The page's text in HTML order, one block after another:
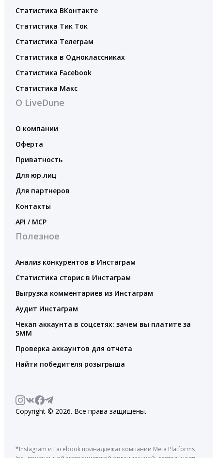
Статистика ВКонтакте
Статистика Тик Ток
Статистика Телеграм
Статистика в Одноклассниках
Статистика Facebook
Статистика Макс
О LiveDune
О компании
Оферта
Приватность
Для юр.лиц
Для партнеров
Контакты
API / MCP
Полезное
Анализ конкурентов в Инстаграм
Статистика сторис в Инстаграм
Выгрузка комментариев из Инстаграм
Аудит Инстаграм
Чекап аккаунта в соцсетях: зачем вы платите за
SMM
Проверка аккаунтов для отчета
Найти победителя розыгрыша
Copyright © 2026. Все права защищены.
*Instagram и Facebook принадлежат компании Meta Platforms